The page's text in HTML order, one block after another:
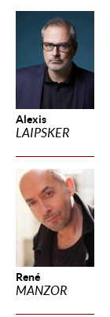
Alexis
LAIPSKER
René
MANZOR